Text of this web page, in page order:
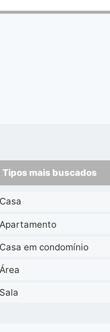
Tipos mais buscados
Casa
Apartamento
Casa em condomínio
Área
Sala